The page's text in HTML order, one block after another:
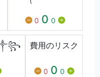
0 0 0
費用のリスク
0 0 0